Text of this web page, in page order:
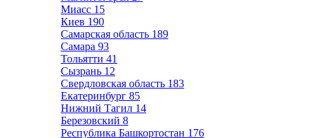
Миасс 15
Киев 190
Самарская область 189
Самара 93
Тольятти 41
Сызрань 12
Свердловская область 183
Екатеринбург 85
Нижний Тагил 14
Березовский 8
Республика Башкортостан 176